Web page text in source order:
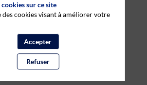
sur ce site
des cookies visant à améliorer votre
Accepter
Refuser